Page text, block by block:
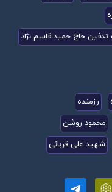
حاج حمید قاسم نژاد
رزمنده
محمود روشن
شهید علی قربانی